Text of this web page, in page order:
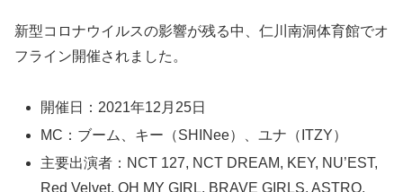
新型コロナウイルスの影響が残る中、仁川南洞体育館でオ
フライン開催されました。
開催日：2021年12月25日
MC：ブーム、キー（SHINee）、ユナ（ITZY）
主要出演者：NCT 127, NCT DREAM, KEY, NU’EST,
Red Velvet, OH MY GIRL, BRAVE GIRLS, ASTRO,